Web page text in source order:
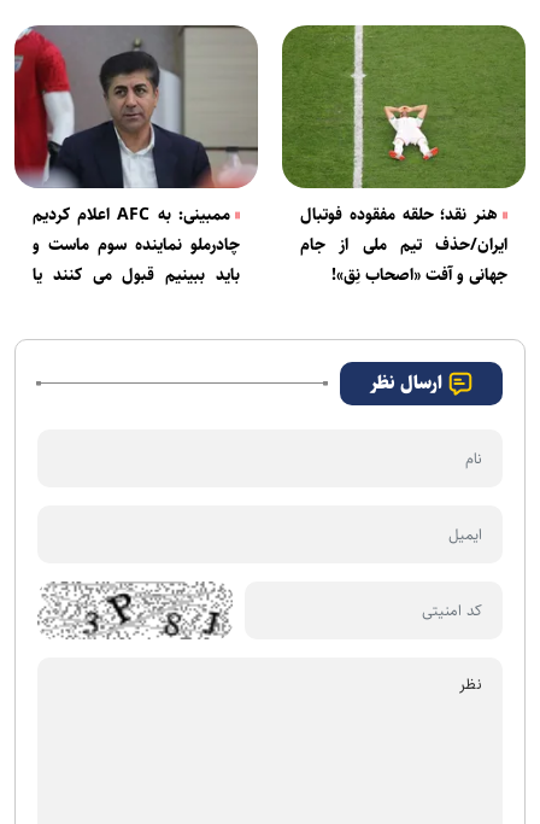
هنر نقد؛ حلقه مفقوده فوتبال
ایران/حذف تیم ملی از جام
جهانی و آفت «اصحاب نِق»!
ممبینی: به AFC اعلام کردیم
چادرملو نماینده سوم ماست و
باید ببینیم قبول می کنند یا
تیم ملی مفید بود!+فیلم
ارسال نظر